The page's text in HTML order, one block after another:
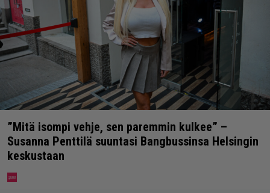
”Mitä isompi vehje, sen paremmin kulkee” –
Susanna Penttilä suuntasi Bangbussinsa Helsingin
keskustaan